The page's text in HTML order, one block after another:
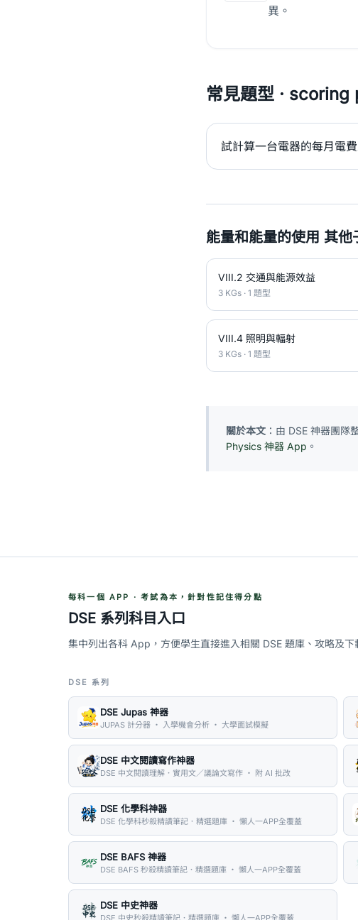
異。
常見題型 · scoring
試計算一台電器的每月電
能量和能量的使用 其他
VIII.2 交通與能源效益
3 KGs · 1 題型
VIII.4 照明與輻射
3 KGs · 1 題型
關於本文 ：由 DSE 神器團
Physics 神器 App 。
每科一個 APP · 考試為本，針對性記住得分點
DSE 系列科目入口
集中列出各科 App，方便學生直接進入相關 DSE 題庫、攻略及下
DSE 系列
DSE Jupas 神器
JUPAS 計分器 ・ 入學機會分析 ・ 大學面試模擬
DSE 中文閱讀寫作神器
DSE 中文閱讀理解．實用文／議論文寫作 ・ 附 AI 批改
DSE 化學科神器
DSE 化學科秒殺精讀筆記．精選題庫 ・ 懶人一APP全覆蓋
DSE BAFS 神器
DSE BAFS 秒殺精讀筆記．精選題庫 ・ 懶人一APP全覆蓋
DSE 中史神器
DSE 中史秒殺精讀筆記．精選題庫 ・ 懶人一APP全覆蓋